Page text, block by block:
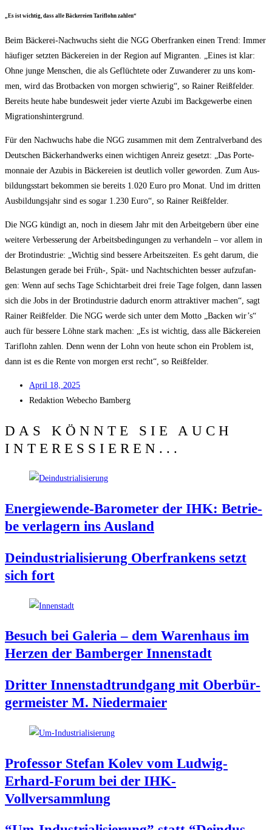
„Es ist wich­tig, dass alle Bäcke­rei­en Tarif­lohn zahlen“
Beim Bäcke­rei-Nach­wuchs sieht die NGG Ober­fran­ken einen Trend: Immer
häu­fi­ger setz­ten Bäcke­rei­en in der Regi­on auf Migran­ten. „Eines ist klar:
Ohne jun­ge Men­schen, die als Geflüch­te­te oder Zuwan­de­rer zu uns kom­
men, wird das Brot­ba­cken von mor­gen schwie­rig“, so Rai­ner Reiß­fel­der.
Bereits heu­te habe bun­des­weit jeder vier­te Azu­bi im Back­ge­wer­be einen
Migrationshintergrund.
Für den Nach­wuchs habe die NGG zusam­men mit dem Zen­tral­ver­band des
Deut­schen Bäcker­hand­werks einen wich­ti­gen Anreiz gesetzt: „Das Porte­
mon­naie der Azu­bis in Bäcke­rei­en ist deut­lich vol­ler gewor­den. Zum Aus­
bil­dungs­start bekom­men sie bereits 1.020 Euro pro Monat. Und im drit­ten
Aus­bil­dungs­jahr sind es sogar 1.230 Euro“, so Rai­ner Reißfelder.
Die NGG kün­digt an, noch in die­sem Jahr mit den Arbeit­ge­bern über eine
wei­te­re Ver­bes­se­rung der Arbeits­be­din­gun­gen zu ver­han­deln – vor allem in
der Bro­t­in­dus­trie: „Wich­tig sind bes­se­re Arbeits­zei­ten. Es geht dar­um, die
Belas­tun­gen gera­de bei Früh‑, Spät- und Nacht­schich­ten bes­ser auf­zu­fan­
gen: Wenn auf sechs Tage Schicht­ar­beit drei freie Tage fol­gen, dann las­sen
sich die Jobs in der Bro­t­in­dus­trie dadurch enorm attrak­ti­ver machen“, sagt
Rai­ner Reiß­fel­der. Die NGG wer­de sich unter dem Mot­to „Backen wir’s“
auch für bes­se­re Löh­ne stark machen: „Es ist wich­tig, dass alle Bäcke­rei­en
Tarif­lohn zah­len. Denn wenn der Lohn von heu­te schon ein Pro­blem ist,
dann ist es die Ren­te von mor­gen erst recht“, so Reißfelder.
April 18, 2025
Redak­ti­on Web­echo Bamberg
DAS KÖNNTE SIE AUCH
INTERESSIEREN...
Ener­gie­wen­de-Baro­me­ter der IHK: Betrie­
be ver­la­gern ins Ausland
Deindus­tria­li­sie­rung Ober­fran­kens setzt
sich fort
Besuch bei Gale­ria – dem Waren­haus im
Her­zen der Bam­ber­ger Innenstadt
Drit­ter Innen­stadt­rund­gang mit Ober­bür­
ger­meis­ter M. Niedermaier
Pro­fes­sor Ste­fan Kolev vom Lud­wig-
Erhard-Forum bei der IHK-
Vollversammlung